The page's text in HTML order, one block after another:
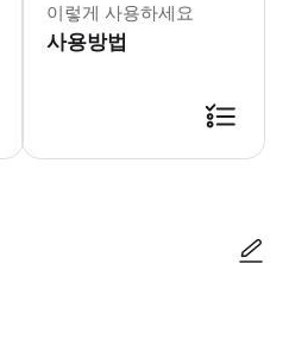
이렇게 사용하세요
사용방법